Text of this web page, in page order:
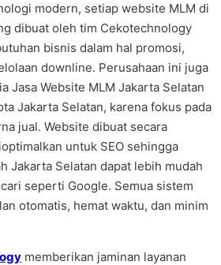
modern, setiap website MLM di
dibuat oleh tim Cekotechnology
bisnis dalam hal promosi,
downline. Perusahaan ini juga
Jasa Website MLM Jakarta Selatan
Jakarta Selatan, karena fokus pada
jual. Website dibuat secara
untuk SEO sehingga
Jakarta Selatan dapat lebih mudah
seperti Google. Semua sistem
otomatis, hemat waktu, dan minim
memberikan jaminan layanan